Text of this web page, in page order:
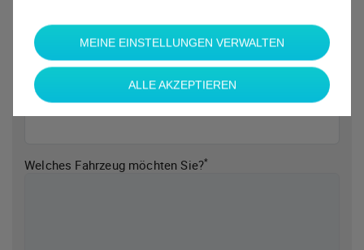
Welche Marke möchten Sie?*
Welches Fahrzeug möchten Sie?*
MEINE EINSTELLUNGEN VERWALTEN
ALLE AKZEPTIEREN